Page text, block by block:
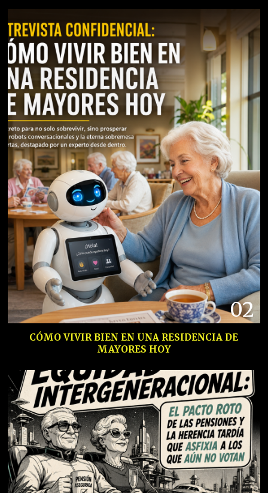
02
CÓMO VIVIR BIEN EN UNA RESIDENCIA DE
MAYORES HOY